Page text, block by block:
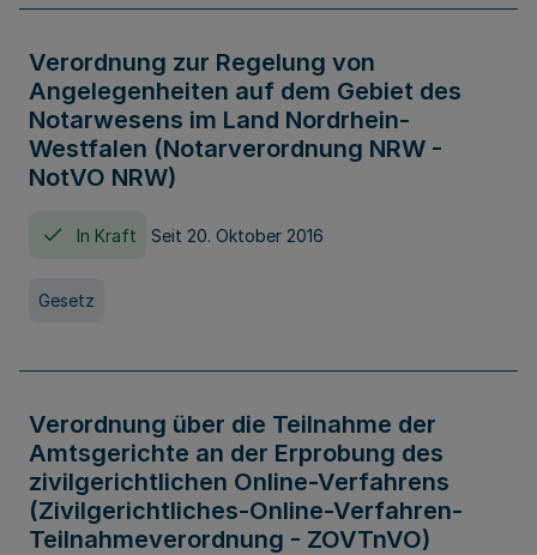
Verordnung zur Regelung von
Angelegenheiten auf dem Gebiet des
Notarwesens im Land Nordrhein-
Westfalen (Notarverordnung NRW -
NotVO NRW)
In Kraft Seit 20. Oktober 2016
Gesetz
Verordnung über die Teilnahme der
Amtsgerichte an der Erprobung des
zivilgerichtlichen Online-Verfahrens
(Zivilgerichtliches-Online-Verfahren-
Teilnahmeverordnung - ZOVTnVO)